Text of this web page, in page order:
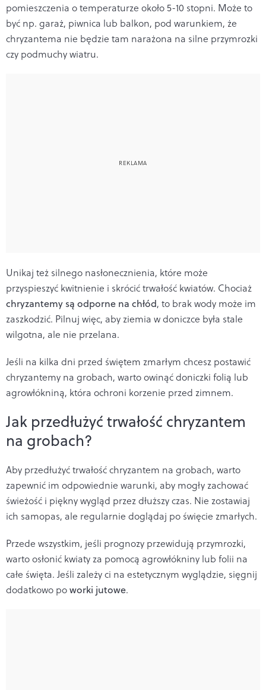
pomieszczenia o temperaturze około 5-10 stopni. Może to
być np. garaż, piwnica lub balkon, pod warunkiem, że
chryzantema nie będzie tam narażona na silne przymrozki
czy podmuchy wiatru.
Unikaj też silnego nasłonecznienia, które może
przyspieszyć kwitnienie i skrócić trwałość kwiatów. Chociaż
chryzantemy są odporne na chłód, to brak wody może im
zaszkodzić. Pilnuj więc, aby ziemia w doniczce była stale
wilgotna, ale nie przelana.
Jeśli na kilka dni przed świętem zmarłym chcesz postawić
chryzantemy na grobach, warto owinąć doniczki folią lub
agrowłókniną, która ochroni korzenie przed zimnem.
Jak przedłużyć trwałość chryzantem
na grobach?
Aby przedłużyć trwałość chryzantem na grobach, warto
zapewnić im odpowiednie warunki, aby mogły zachować
świeżość i piękny wygląd przez dłuższy czas. Nie zostawiaj
ich samopas, ale regularnie doglądaj po święcie zmarłych.
Przede wszystkim, jeśli prognozy przewidują przymrozki,
warto osłonić kwiaty za pomocą agrowłókniny lub folii na
całe święta. Jeśli zależy ci na estetycznym wyglądzie, sięgnij
dodatkowo poworki jutowe.